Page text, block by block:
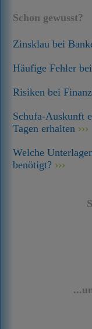
Schon gewusst?
Zinsklau bei
Häufige Fehler
Risiken bei
Schufa-Auskunft
Tagen erhalten
Welche
benötigt?